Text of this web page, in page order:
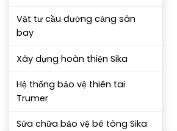
Vật tư cầu đường cảng sân
bay
Xây dựng hoàn thiện Sika
Hệ thống bảo vệ thiên tai
Trumer
Sửa chữa bảo vệ bê tông Sika